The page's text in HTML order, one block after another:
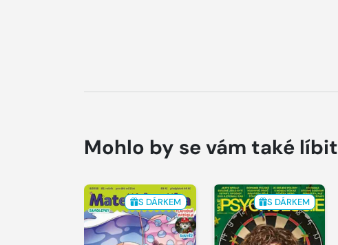
Mohlo by se vám také líbit
S DÁRKEM S DÁRKEM